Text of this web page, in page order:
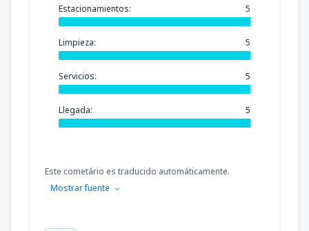
Estacionamientos: 5
Limpieza: 5
Servicios: 5
Llegada: 5
Este cometário es traducido automáticamente.
Mostrar fuente